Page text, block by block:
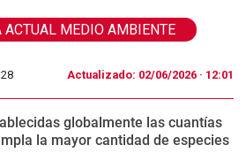
ACTUAL MEDIO AMBIENTE
Actualizado: 02/06/2026 · 12:01
globalmente las cuantías
la mayor cantidad de especies